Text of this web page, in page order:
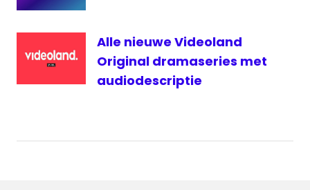
Alle nieuwe Videoland
Original dramaseries met
audiodescriptie